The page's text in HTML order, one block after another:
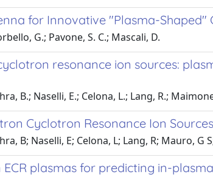
for Innovative "Plasma-Shaped"
G.; Pavone, S. C.; Mascali, D.
resonance ion sources:
B.; Naselli, E.; Celona, L.; Lang, R.;
Cyclotron Resonance Ion
B; Naselli, E; Celona, L; Lang, R; Mauro, G
plasmas for predicting in-